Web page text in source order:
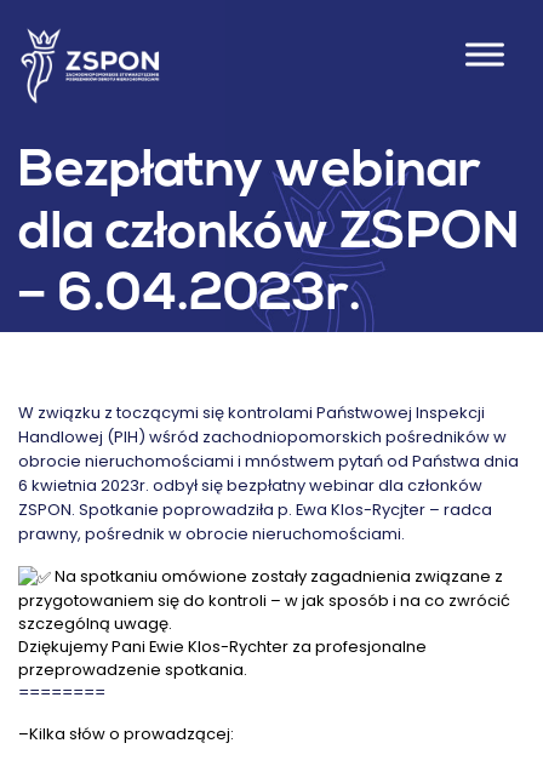
Bezpłatny webinar
dla członków ZSPON
– 6.04.2023r.
W związku z toczącymi się kontrolami Państwowej Inspekcji
Handlowej (PIH) wśród zachodniopomorskich pośredników w
obrocie nieruchomościami i mnóstwem pytań od Państwa dnia
6 kwietnia 2023r. odbył się bezpłatny webinar dla członków
ZSPON. Spotkanie poprowadziła p. Ewa Klos-Rycjter – radca
prawny, pośrednik w obrocie nieruchomościami.
Na spotkaniu omówione zostały zagadnienia związane z
przygotowaniem się do kontroli – w jak sposób i na co zwrócić
szczególną uwagę.
Dziękujemy Pani Ewie Klos-Rychter za profesjonalne
przeprowadzenie spotkania.
========
–Kilka słów o prowadzącej: